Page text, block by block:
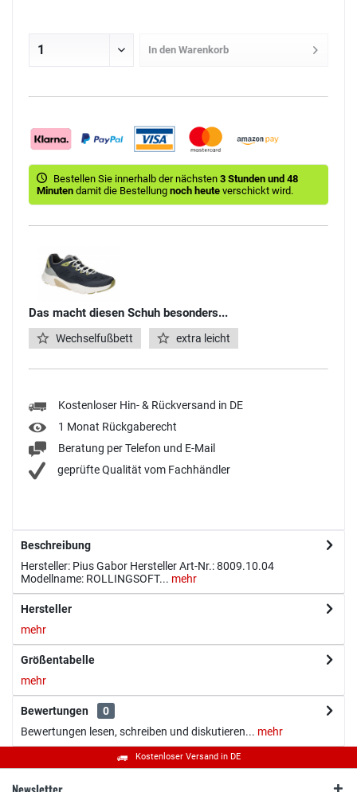
In den Warenkorb
Bestellen Sie innerhalb der nächsten 3 Stunden und 48
Minuten damit die Bestellung noch heute verschickt wird.
Das macht diesen Schuh besonders...
Wechselfußbett extra leicht
Kostenloser Hin- & Rückversand in DE
1 Monat Rückgaberecht
Beratung per Telefon und E-Mail
geprüfte Qualität vom Fachhändler
Beschreibung
Hersteller: Pius Gabor Hersteller Art-Nr.: 8009.10.04
Modellname: ROLLINGSOFT... mehr
Hersteller
mehr
Größentabelle
mehr
Bewertungen
0
Bewertungen lesen, schreiben und diskutieren... mehr
Kostenloser Versand in DE